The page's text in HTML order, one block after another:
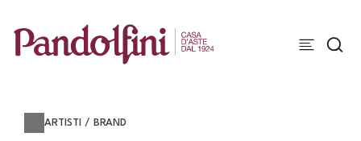
ARTISTI / BRAND